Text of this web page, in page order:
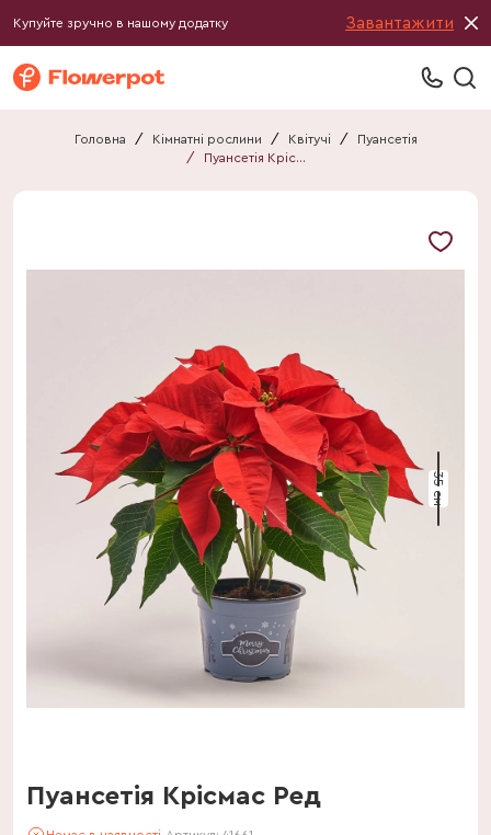
Купуйте зручно в нашому додатку Завантажити
Головна / Кімнатні рослини / Квітучі /
Пуансетія
/
Пуансетія Крісмас Ред
35 см
Пуансетія Крісмас Ред